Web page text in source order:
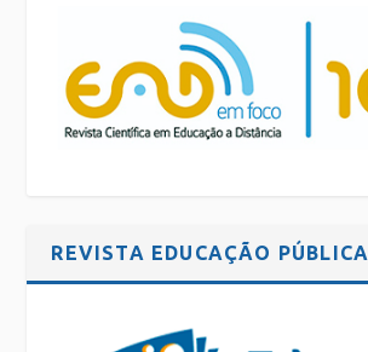
REVISTA EDUCAÇÃO PÚBLICA